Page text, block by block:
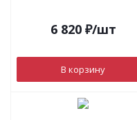
6 820₽/шт
В корзину